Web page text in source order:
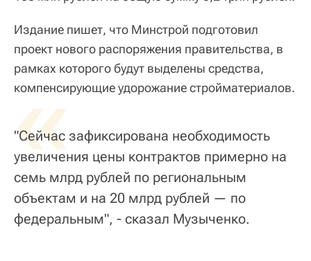
Издание пишет, что Минстрой подготовил
проект нового распоряжения правительства, в
рамках которого будут выделены средства,
компенсирующие удорожание стройматериалов.
«
"Сейчас зафиксирована необходимость
увеличения цены контрактов примерно на
семь млрд рублей по региональным
объектам и на 20 млрд рублей — по
федеральным", - сказал Музыченко.